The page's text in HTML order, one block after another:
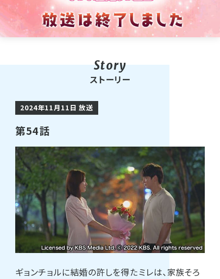
ストーリー
2024年11月11日 放送
第54話
ギョンチョルに結婚の許しを得たミレは、家族そろ